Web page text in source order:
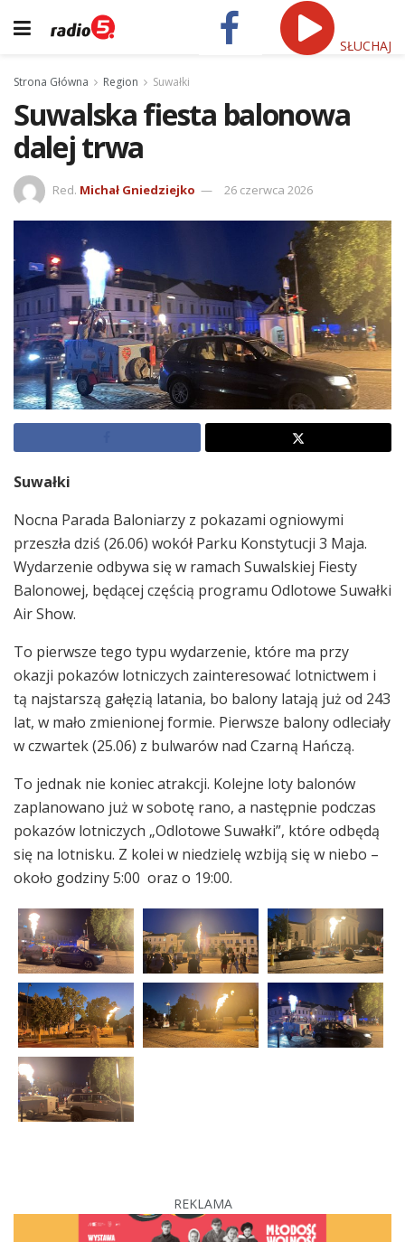
SŁUCHAJ
Strona Główna Region Suwałki
Suwalska fiesta balonowa
dalej trwa
Red. Michał Gniedziejko 26 czerwca 2026
Suwałki
Nocna Parada Baloniarzy z pokazami ogniowymi
przeszła dziś (26.06) wokół Parku Konstytucji 3 Maja.
Wydarzenie odbywa się w ramach Suwalskiej Fiesty
Balonowej, będącej częścią programu Odlotowe Suwałki
Air Show.
To pierwsze tego typu wydarzenie, które ma przy
okazji pokazów lotniczych zainteresować lotnictwem i
tą najstarszą gałęzią latania, bo balony latają już od 243
lat, w mało zmienionej formie. Pierwsze balony odleciały
w czwartek (25.06) z bulwarów nad Czarną Hańczą.
To jednak nie koniec atrakcji. Kolejne loty balonów
zaplanowano już w sobotę rano, a następnie podczas
pokazów lotniczych „Odlotowe Suwałki”, które odbędą
się na lotnisku. Z kolei w niedzielę wzbiją się w niebo –
około godziny 5:00 oraz o 19:00.
REKLAMA